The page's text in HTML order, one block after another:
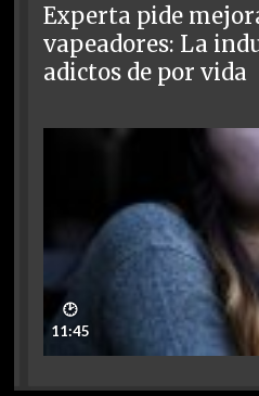
Experta pide
vapeadores: La
adictos de por vida
🕑
11:45